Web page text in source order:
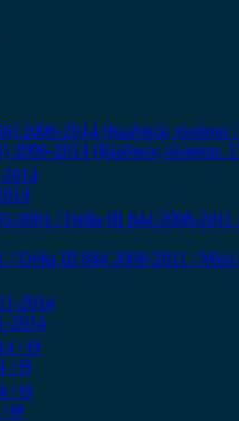
2014 (Κωδικός πλαίσιο:
Delta III 844 2008-2011 / Mini
2014
/ Θ
/ Θ